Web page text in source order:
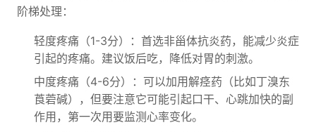
阶梯处理：
轻度疼痛（1-3分）：首选非甾体抗炎药，能减少炎症
引起的疼痛。建议饭后吃，降低对胃的刺激。
中度疼痛（4-6分）：可以加用解痉药（比如丁溴东
莨菪碱），但要注意它可能引起口干、心跳加快的副
作用，第一次用要监测心率变化。